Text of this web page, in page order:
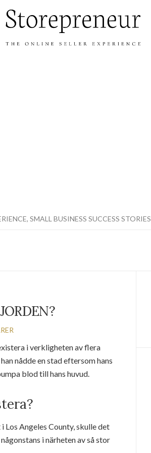
SMALL BUSINESS SUCCESS STORIES
i verkligheten av flera
nådde en stad eftersom hans
blod till hans huvud.
Angeles County, skulle det
i närheten av så stor